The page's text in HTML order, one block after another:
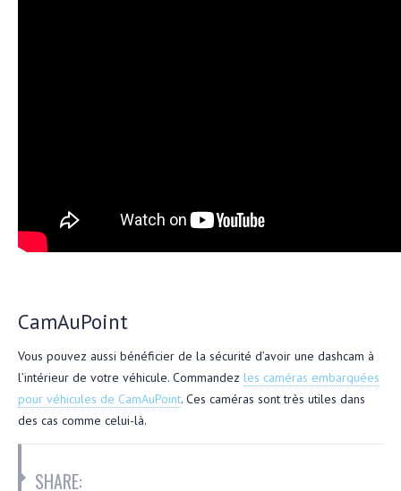
CamAuPoint
Vous pouvez aussi bénéficier de la sécurité d’avoir une dashcam à
l’intérieur de votre véhicule. Commandez les caméras embarquées
pour véhicules de CamAuPoint. Ces caméras sont très utiles dans
des cas comme celui-là.
SHARE: